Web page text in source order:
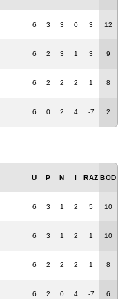
6 3 3 0 3 12
6 2 3 1 3 9
6 2 2 2 1 8
6 0 2 4 -7 2
U P N I RAZ BOD
6 3 1 2 5 10
6 3 1 2 1 10
6 2 2 2 1 8
6 2 0 4 -7 6